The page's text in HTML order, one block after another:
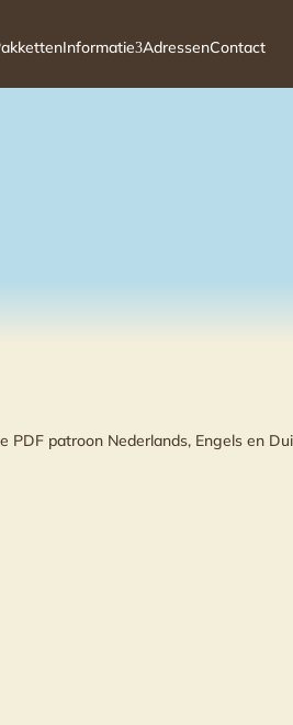
Informatie3AdressenContact
PDF patroon Nederlands, Engels en